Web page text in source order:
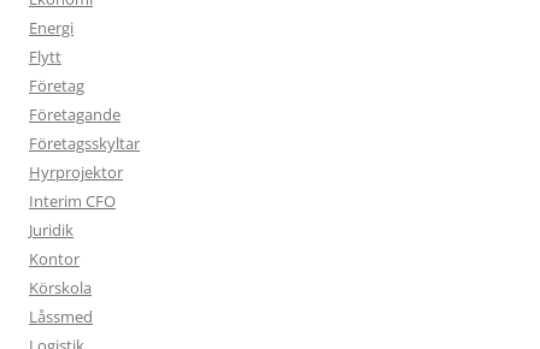
Energi
Flytt
Företag
Företagande
Företagsskyltar
Hyrprojektor
Interim CFO
Juridik
Kontor
Körskola
Låssmed